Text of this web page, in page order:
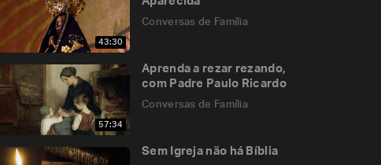
43:30
Conversas de Família
57:34
Aprenda a rezar rezando,
com Padre Paulo Ricardo
Conversas de Família
Sem Igreja não há Bíblia